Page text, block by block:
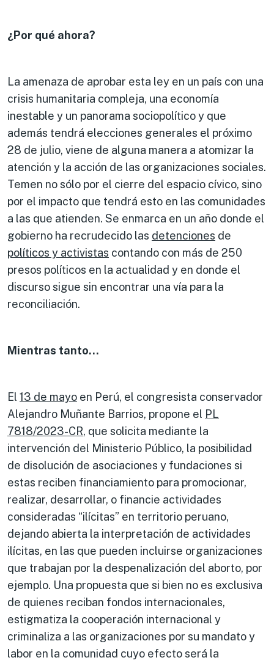
¿Por qué ahora?
La amenaza de aprobar esta ley en un país con una
crisis humanitaria compleja, una economía
inestable y un panorama sociopolítico y que
además tendrá elecciones generales el próximo
28 de julio, viene de alguna manera a atomizar la
atención y la acción de las organizaciones sociales.
Temen no sólo por el cierre del espacio cívico, sino
por el impacto que tendrá esto en las comunidades
a las que atienden. Se enmarca en un año donde el
gobierno ha recrudecido las detenciones de
políticos y activistas contando con más de 250
presos políticos en la actualidad y en donde el
discurso sigue sin encontrar una vía para la
reconciliación.
Mientras tanto…
El 13 de mayo en Perú, el congresista conservador
Alejandro Muñante Barrios, propone el PL
7818/2023-CR, que solicita mediante la
intervención del Ministerio Público, la posibilidad
de disolución de asociaciones y fundaciones si
estas reciben financiamiento para promocionar,
realizar, desarrollar, o financie actividades
consideradas “ilícitas” en territorio peruano,
dejando abierta la interpretación de actividades
ilícitas, en las que pueden incluirse organizaciones
que trabajan por la despenalización del aborto, por
ejemplo. Una propuesta que si bien no es exclusiva
de quienes reciban fondos internacionales,
estigmatiza la cooperación internacional y
criminaliza a las organizaciones por su mandato y
labor en la comunidad cuyo efecto será la